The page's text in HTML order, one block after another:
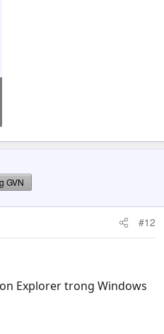
GVN
#12
Explorer trong Windows